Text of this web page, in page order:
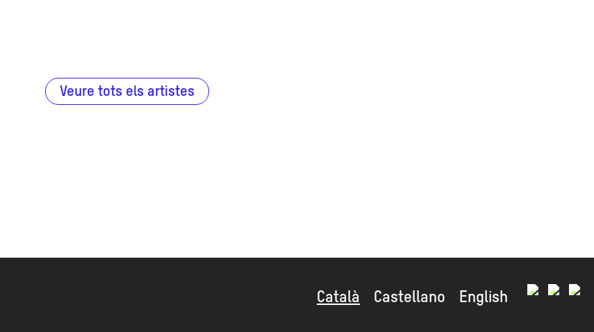
Veure tots els artistes
Català Castellano English